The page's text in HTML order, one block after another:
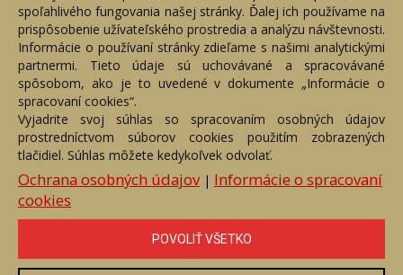
Nižný Hrušov 333, 094 22, Slovenská republika
+421 905 356 921
+421 905 959 101
dartesro@dartesro.sk
Hlavná stránka Aukčný katalóg
Objednávka dražby
Termíny aukcií
Online Aukcia
DARTE AUKČNÁ SPOLOČNOSŤ s.r.o. © 2007 - 2026
Akékoľvek používanie obrazových a textových súčastí tejto stránky je
podmienené výslovným súhlasom jej vlastníka. Všetky práva sú
vyhradené.
spoľahlivého fungovania našej stránky. Ďalej ich používame na
prispôsobenie užívateľského prostredia a analýzu návštevnosti.
Informácie o používaní stránky zdieľame s našimi analytickými
partnermi. Tieto údaje sú uchovávané a spracovávané
spôsobom, ako je to uvedené v dokumente „Informácie o
spracovaní cookies“.
Vyjadrite svoj súhlas so spracovaním osobných údajov
prostredníctvom súborov cookies použitím zobrazených
tlačidiel. Súhlas môžete kedykoľvek odvolať.
Ochrana osobných údajov| Informácie o spracovaní
cookies
POVOLIŤ VŠETKO